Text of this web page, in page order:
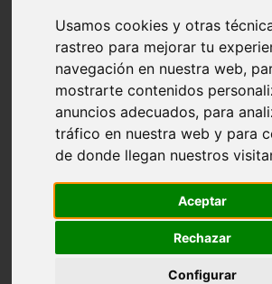
Usamos cookies y otras
rastreo para mejorar tu
navegación en nuestra web,
mostrarte contenidos
anuncios adecuados, para
tráfico en nuestra web y para
de donde llegan nuestros
Aceptar
Rechazar
Configurar
protagonistas
reptiles
abandono
adopci n
ferias
higiene
snacks
iberzoo propet
conejos
navidad